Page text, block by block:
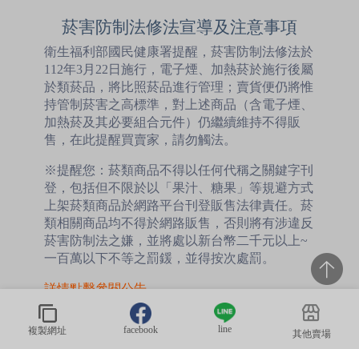
複製網址 facebook line 其他賣場
菸害防制法修法宣導及注意事項
衛生福利部國民健康署提醒，菸害防制法修法於
112年3月22日施行，電子煙、加熱菸於施行後屬
於類菸品，將比照菸品進行管理；賣貨便仍將惟
持管制菸害之高標準，對上述商品（含電子煙、
加熱菸及其必要組合元件）仍繼續維持不得販
售，在此提醒買賣家，請勿觸法。
※提醒您：菸類商品不得以任何代稱之關鍵字刊
登，包括但不限於以「果汁、糖果」等規避方式
上架菸類商品於網路平台刊登販售法律責任。菸
類相關商品均不得於網路販售，否則將有涉違反
菸害防制法之嫌，並將處以新台幣二千元以上~
一百萬以下不等之罰鍰，並得按次處罰。
詳情點擊參閱公告
動物應施檢疫物應注意事項